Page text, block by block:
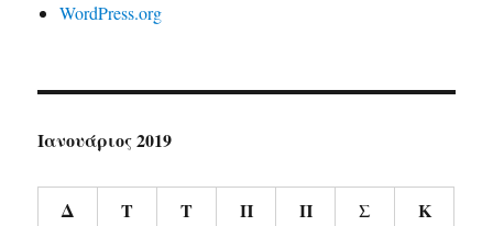
WordPress.org
Ιανουάριος 2019
Δ Τ Τ Π Π Σ Κ